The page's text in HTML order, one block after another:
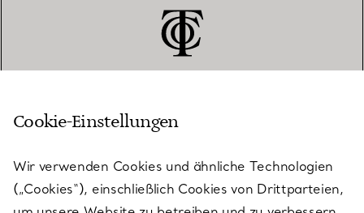
KUNDENSERVICE
SERVICES
Cookie-Einstellungen
Wir verwenden Cookies und ähnliche Technologien
(„Cookies“), einschließlich Cookies von Drittparteien,